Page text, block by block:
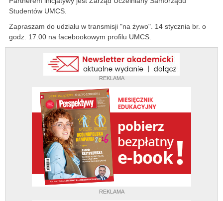
REKLAMA
REKLAMA
Studentów UMCS.
Zapraszam do udziału w transmisji "na żywo". 14 stycznia br. o
godz. 17.00 na facebookowym profilu UMCS.